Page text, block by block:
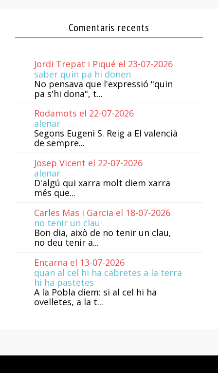
Comentaris recents
Jordi Trepat i Piqué el 23-07-2026
saber quin pa hi donen
No pensava que l'expressió "quin
pa s'hi dona", t...
Rodamots el 22-07-2026
alenar
Segons Eugeni S. Reig a El valencià
de sempre...
Josep Vicent el 22-07-2026
alenar
D'algú qui xarra molt diem xarra
més que...
Carles Mas i Garcia el 18-07-2026
no tenir un clau
Bon dia, això de no tenir un clau,
no deu tenir a...
Encarna el 13-07-2026
quan al cel hi ha cabretes a la terra
hi ha pastetes
A la Pobla diem: si al cel hi ha
ovelletes, a la t...